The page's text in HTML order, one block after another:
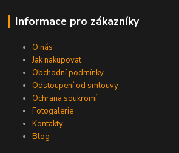
Informace pro zákazníky
O nás
Jak nakupovat
Obchodní podmínky
Odstoupení od smlouvy
Ochrana soukromí
Fotogalerie
Kontakty
Blog